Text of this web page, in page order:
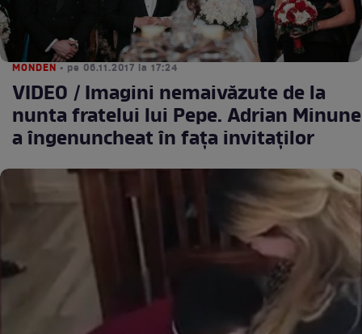
MONDEN • pe 06.11.2017 la 17:24
VIDEO / Imagini nemaivăzute de la
nunta fratelui lui Pepe. Adrian Minune
a îngenuncheat în fața invitaților